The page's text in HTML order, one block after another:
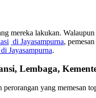
mereka lakukan.
di Jayasampurna,
di Jayasampurna.
Lembaga,
yang memesan